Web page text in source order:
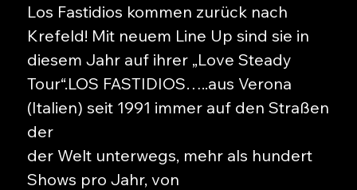
Los Fastidios kommen zurück nach
Krefeld! Mit neuem Line Up sind sie in
diesem Jahr auf ihrer „Love Steady
Tour“.LOS FASTIDIOS…..aus Verona
(Italien) seit 1991 immer auf den Straßen
der
der Welt unterwegs, mehr als hundert
Shows pro Jahr, von